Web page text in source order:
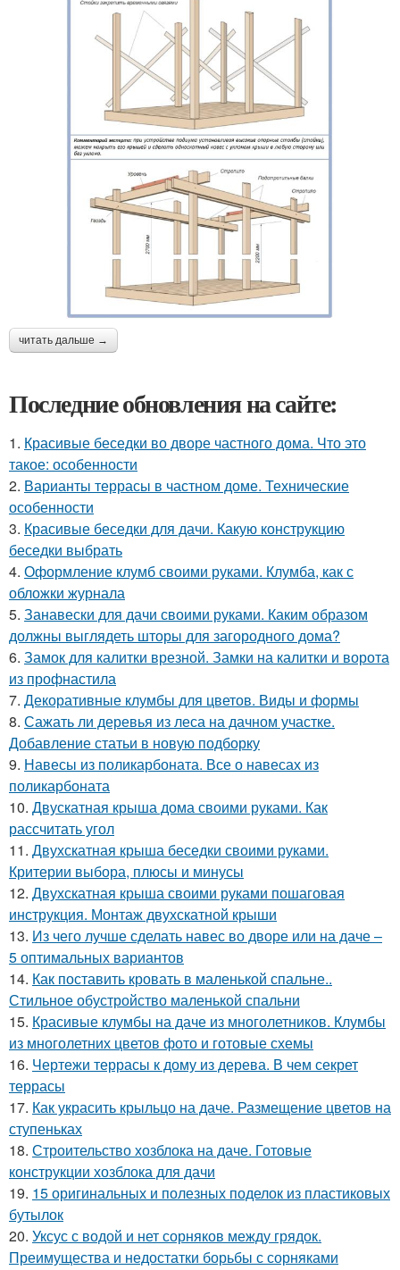
читать дальше →
Последние обновления на сайте:
1. Красивые беседки во дворе частного дома. Что это
такое: особенности
2. Варианты террасы в частном доме. Технические
особенности
3. Красивые беседки для дачи. Какую конструкцию
беседки выбрать
4. Оформление клумб своими руками. Клумба, как с
обложки журнала
5. Занавески для дачи своими руками. Каким образом
должны выглядеть шторы для загородного дома?
6. Замок для калитки врезной. Замки на калитки и ворота
из профнастила
7. Декоративные клумбы для цветов. Виды и формы
8. Сажать ли деревья из леса на дачном участке.
Добавление статьи в новую подборку
9. Навесы из поликарбоната. Все о навесах из
поликарбоната
10. Двускатная крыша дома своими руками. Как
рассчитать угол
11. Двухскатная крыша беседки своими руками.
Критерии выбора, плюсы и минусы
12. Двухскатная крыша своими руками пошаговая
инструкция. Монтаж двухскатной крыши
13. Из чего лучше сделать навес во дворе или на даче –
5 оптимальных вариантов
14. Как поставить кровать в маленькой спальне..
Стильное обустройство маленькой спальни
15. Красивые клумбы на даче из многолетников. Клумбы
из многолетних цветов фото и готовые схемы
16. Чертежи террасы к дому из дерева. В чем секрет
террасы
17. Как украсить крыльцо на даче. Размещение цветов на
ступеньках
18. Строительство хозблока на даче. Готовые
конструкции хозблока для дачи
19. 15 оригинальных и полезных поделок из пластиковых
бутылок
20. Уксус с водой и нет сорняков между грядок.
Преимущества и недостатки борьбы с сорняками